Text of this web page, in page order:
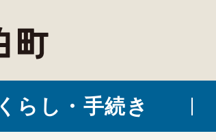
くらし・手続き